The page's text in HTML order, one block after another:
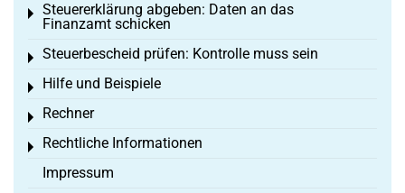
Steuererklärung abgeben: Daten an das
Finanzamt schicken
Toggle menu
Steuerbescheid prüfen: Kontrolle muss sein
Toggle menu
Hilfe und Beispiele
Toggle menu
Rechner
Toggle menu
Rechtliche Informationen
Toggle menu
Impressum